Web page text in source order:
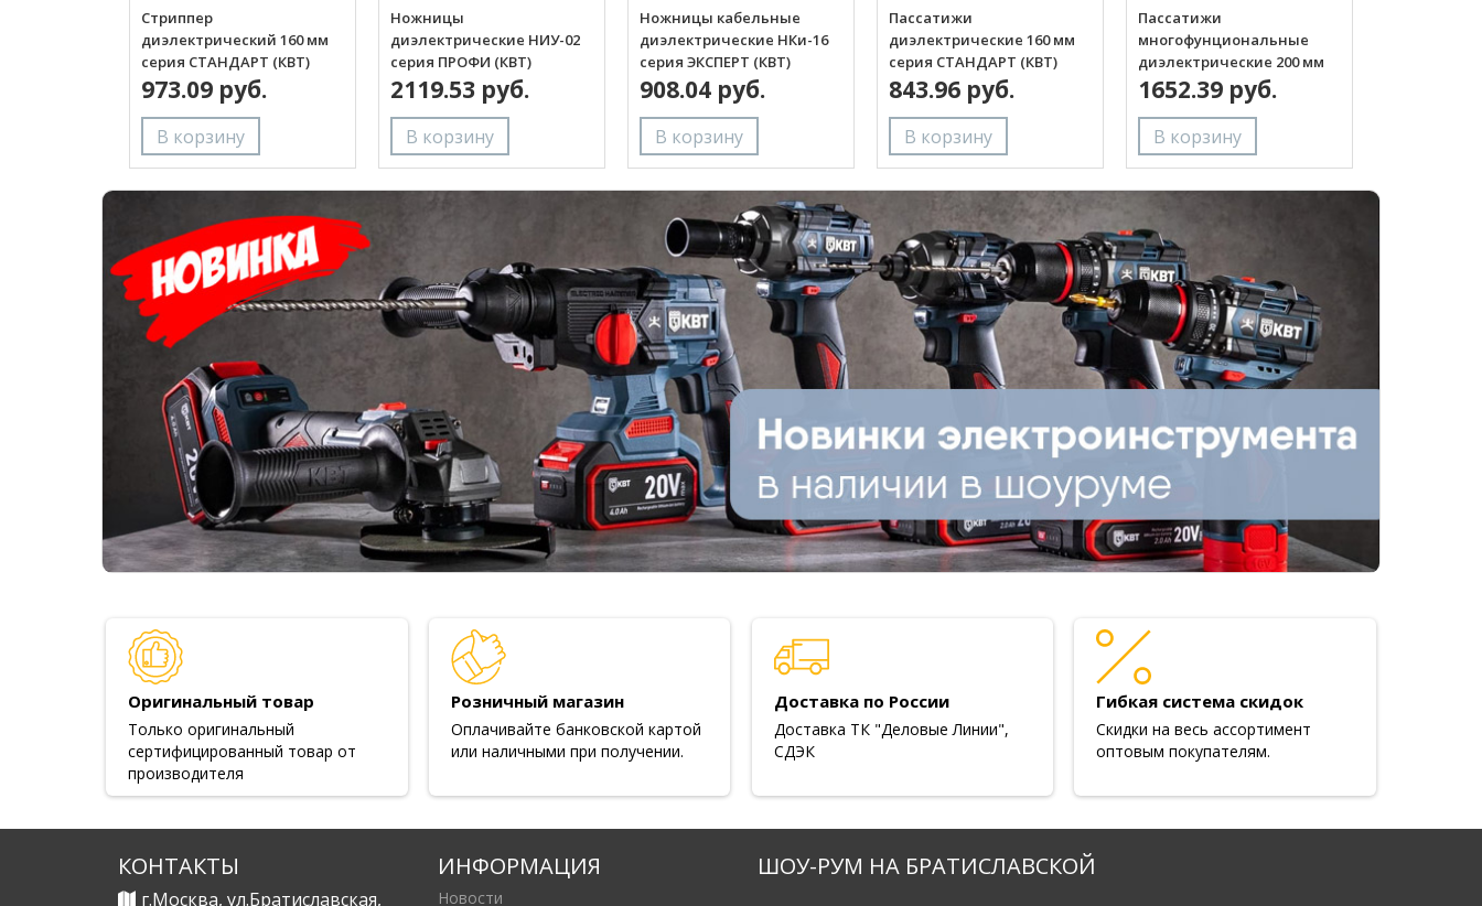
Стриппер
диэлектрический 160 мм
серия СТАНДАРТ (КВТ)
973.09 руб.
Ножницы
диэлектрические НИУ-02
серия ПРОФИ (КВТ)
2119.53 руб.
Ножницы кабельные
диэлектрические НКи-16
серия ЭКСПЕРТ (КВТ)
908.04 руб.
Пассатижи
диэлектрические 160 мм
серия СТАНДАРТ (КВТ)
843.96 руб.
Пассатижи
многофунциональные
диэлектрические 200 мм
серия СТАНДАРТ (КВТ)
1652.39 руб.
Оригинальный товар
Только оригинальный
сертифицированный товар от
производителя
Розничный магазин
Оплачивайте банковской картой
или наличными при получении.
Доставка по России
Доставка ТК "Деловые Линии",
СДЭК
Гибкая система скидок
Скидки на весь ассортимент
оптовым покупателям.
КОНТАКТЫ
г.Москва, ул.Братиславская,
ИНФОРМАЦИЯ
Новости
ШОУ-РУМ НА БРАТИСЛАВСКОЙ